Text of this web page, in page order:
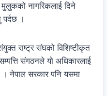
नागरिकलाई दिने
पर्दछ ।
राष्ट्र संघको विशिष्टीकृत
सम्पत्ति संगठनले यो अधिकारलाई
। नेपाल सरकार पनि यसमा